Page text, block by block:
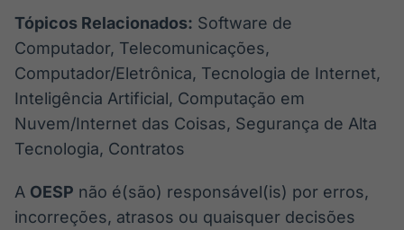
Tópicos Relacionados: Software de
Computador, Telecomunicações,
Computador/Eletrônica, Tecnologia de Internet,
Inteligência Artificial, Computação em
Nuvem/Internet das Coisas, Segurança de Alta
Tecnologia, Contratos
A OESP não é(são) responsável(is) por erros,
incorreções, atrasos ou quaisquer decisões